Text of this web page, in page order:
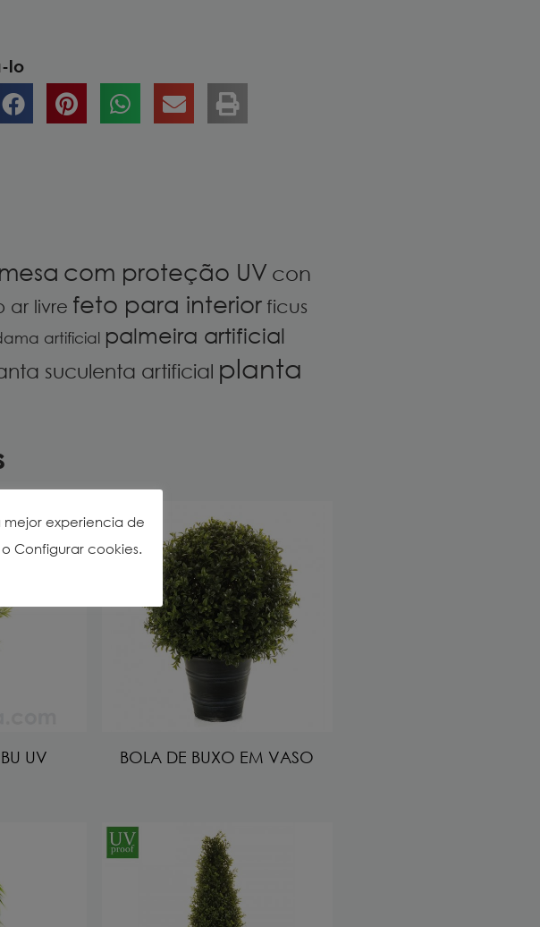
lo
com proteção UV con
ar livre feto para interior ficus
artificial palmeira artificial
suculenta artificial planta
UV BOLA DE BUXO EM VASO
mejor experiencia de
o Configurar cookies.